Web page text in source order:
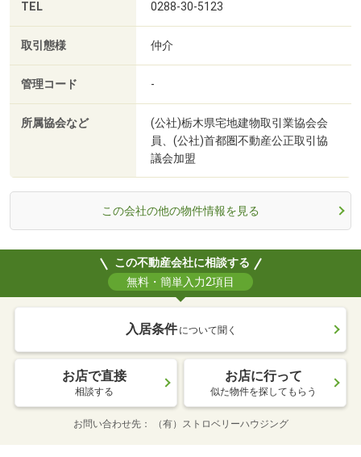
TEL 0288-30-5123
取引態様 仲介
管理コード -
所属協会など
(公社)栃木県宅地建物取引業協会会
員、(公社)首都圏不動産公正取引協
議会加盟
この会社の他の物件情報を見る
この不動産会社に相談する
無料・簡単入力2項目
入居条件 について聞く
お店で直接
相談する
お店に行って
似た物件を探してもらう
お問い合わせ先 （有）ストロベリーハウジング